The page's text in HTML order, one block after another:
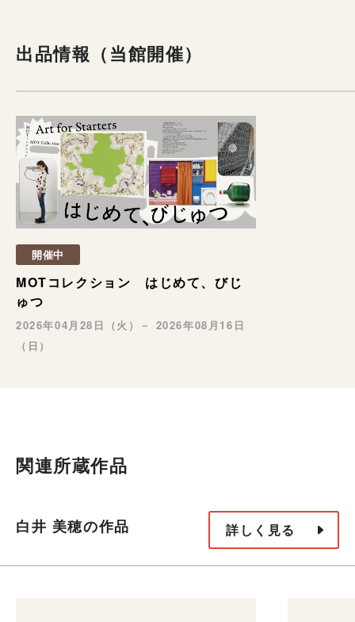
出品情報（当館開催）
開催中
MOTコレクション はじめて、びじ
ゅつ
2026年04月28日（火）－ 2026年08月16日
（日）
関連所蔵作品
白井 美穂の作品 詳しく見る